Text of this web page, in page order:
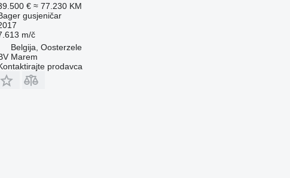
€ ≈ 77.230 KM
gusjeničar
m/č
Belgija, Oosterzele
Marem
prodavca